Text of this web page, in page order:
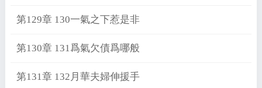
第129章 130一氣之下惹是非
第130章 131爲氣欠債爲哪般
第131章 132月華夫婦伸援手